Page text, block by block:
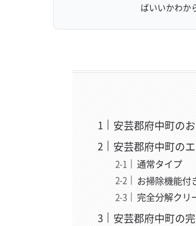
ばいいかわか
安芸郡府中町の
安芸郡府中町の
通常タイプ
お掃除機能付
完全分解クリ
安芸郡府中町の